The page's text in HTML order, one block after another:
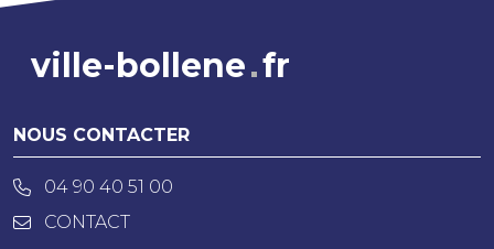
ville-bollene fr
NOUS CONTACTER
04 90 40 51 00
CONTACT